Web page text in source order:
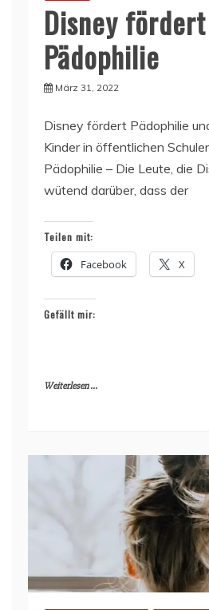
Disney fördert
Pädophilie
März 31, 2022
Disney fördert Pädophilie
Kinder in öffentlichen
Pädophilie – Die Leute, die
wütend darüber, dass der
Teilen mit:
Facebook X
Gefällt mir:
Weiterlesen ...